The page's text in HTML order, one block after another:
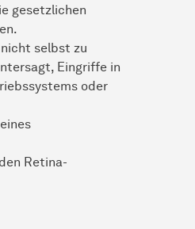
gesetzlichen
selbst zu
Eingriffe in
oder
Retina-